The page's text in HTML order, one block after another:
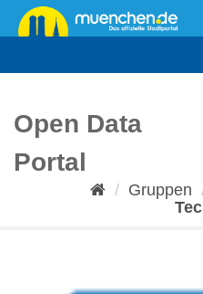
Überspringen
zum
Open Data
Portal
Gruppen